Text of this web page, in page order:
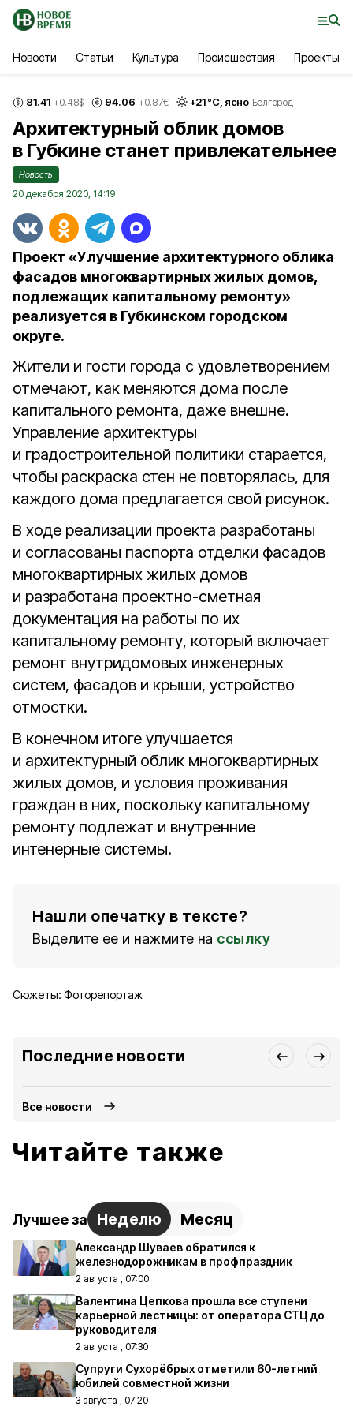
Новости Статьи Культура Происшествия Проекты
81.41 +0.48$ 94.06 +0.87€ +21°С, ясно Белгород
Архитектурный облик домов
в Губкине станет привлекательнее
Новость
20 декабря 2020, 14:19
Проект «Улучшение архитектурного облика
фасадов многоквартирных жилых домов,
подлежащих капитальному ремонту»
реализуется в Губкинском городском
округе.
Жители и гости города с удовлетворением
отмечают, как меняются дома после
капитального ремонта, даже внешне.
Управление архитектуры
и градостроительной политики старается,
чтобы раскраска стен не повторялась, для
каждого дома предлагается свой рисунок.
В ходе реализации проекта разработаны
и согласованы паспорта отделки фасадов
многоквартирных жилых домов
и разработана проектно-сметная
документация на работы по их
капитальному ремонту, который включает
ремонт внутридомовых инженерных
систем, фасадов и крыши, устройство
отмостки.
В конечном итоге улучшается
и архитектурный облик многоквартирных
жилых домов, и условия прожива­ния
граждан в них, поскольку капитальному
ремонту подлежат и внутренние
интенерные системы.
Нашли опечатку в тексте?
Выделите ее и нажмите на ссылку
Сюжеты: Фоторепортаж
Последние новости
Все новости
Читайте также
Лучшее за Неделю Месяц
Александр Шуваев обратился к
железнодорожникам в профпраздник
2 августа , 07:00
Валентина Цепкова прошла все ступени
карьерной лестницы: от оператора СТЦ до
руководителя
2 августа , 07:30
Супруги Сухорёбрых отметили 60-летний
юбилей совместной жизни
3 августа , 07:20